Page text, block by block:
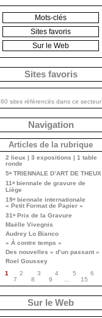
Mots-clés
Sites favoris
Sur le Web
Sites favoris
60 sites référencés dans ce secteur
Navigation
Articles de la rubrique
2 lieux | 3 expositions | 1 table
ronde
5e TRIENNALE D’ART DE THEUX
11e biennale de gravure de
Liège
19e biennale internationale
« Petit Format de Papier »
31 e Prix de la Gravure
Maëlle Vivegnis
Audrey Lo Bianco
« À contre temps »
Des nouvelles « d’un passant »
Roel Goussey
1
2 3 4 5
6
7
8 9 15
Sur le Web